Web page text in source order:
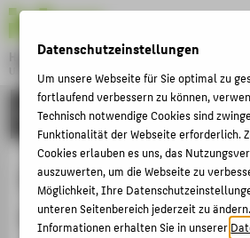
Hochschule für Technik und Wirtschaft
University of Applied Sciences
Menu
FORSCHUNG
Diversity und
an Hochschulen
THEMEN
HOCHSCHULE
CAMPUS
STUDIUM
LEHRE
Datenschutzeinstellungen
Um unsere Webseite für Sie optimal zu
fortlaufend verbessern zu können,
Technisch notwendige Cookies sind
Funktionalität der Webseite erforderlich.
Cookies erlauben es uns, das
auszuwerten, um die Webseite zu
Möglichkeit, Ihre
unteren Seitenbereich jederzeit zu
Informationen erhalten Sie in unserer